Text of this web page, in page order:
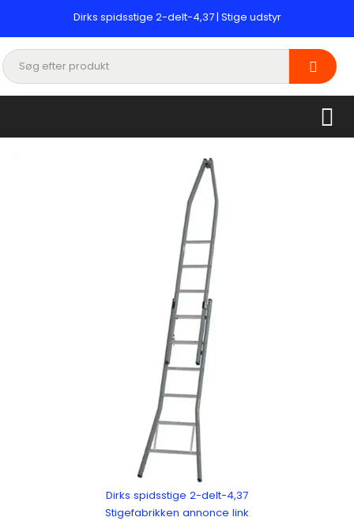
Dirks spidsstige 2-delt-4,37 | Stige udstyr
Dirks spidsstige 2-delt-4,37
Stigefabrikken annonce link